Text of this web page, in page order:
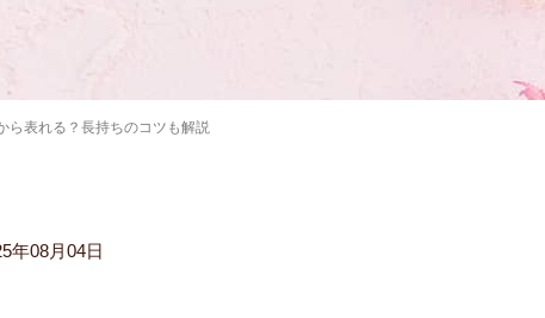
ら表れる？長持ちのコツも解説
年08月04日